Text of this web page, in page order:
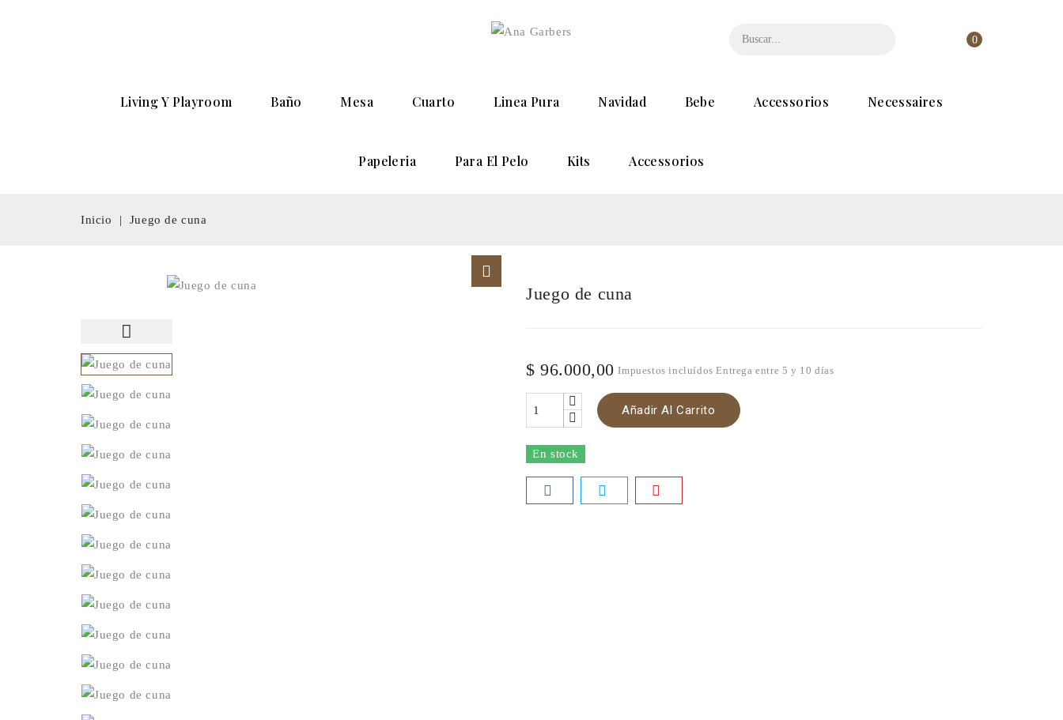
0
Living Y Playroom Baño Mesa Cuarto Linea Pura Navidad Bebe Accessorios Necessaires
Papeleria Para El Pelo Kits Accessorios
Inicio Juego de cuna
Juego de cuna
$ 96.000,00 Impuestos incluídosEntrega entre 5 y 10 días
Añadir Al Carrito
En stock